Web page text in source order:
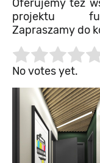
Oferujemy też
projektu
Zapraszamy do
Rate this item:
No votes yet.